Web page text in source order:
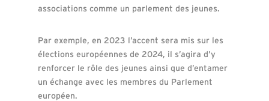
associations comme un parlement des jeunes.
Par exemple, en 2023 l’accent sera mis sur les
élections européennes de 2024, il s’agira d’y
renforcer le rôle des jeunes ainsi que d’entamer
un échange avec les membres du Parlement
européen.